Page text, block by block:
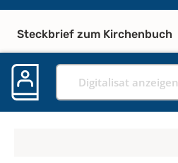
Steckbrief zum Kirchenbuch
Digitalisat